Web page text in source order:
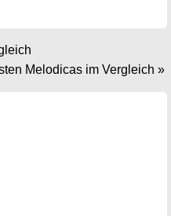
Melodicas im Vergleich »